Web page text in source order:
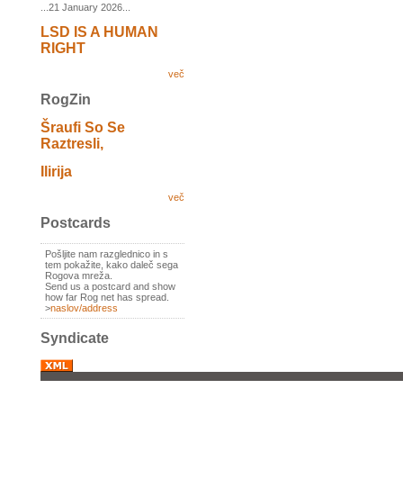
...21 January 2026...
LSD IS A HUMAN
RIGHT
več
RogZin
Šraufi So Se
Raztresli,
Ilirija
več
Postcards
Pošljite nam razglednico in s
tem pokažite, kako daleč sega
Rogova mreža.
Send us a postcard and show
how far Rog net has spread.
>naslov/address
Syndicate